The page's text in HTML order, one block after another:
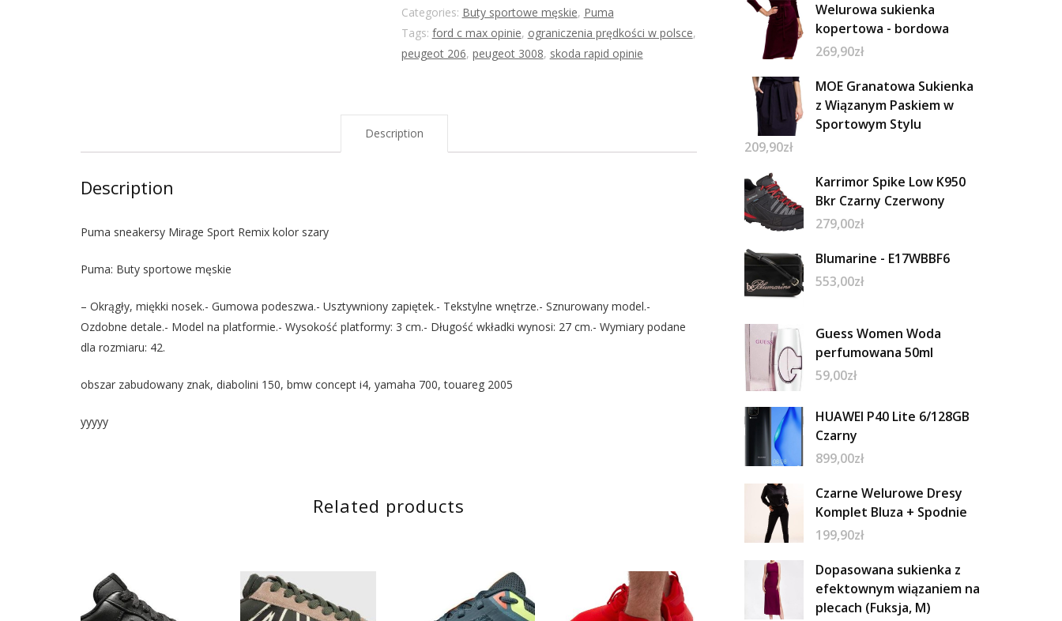
Categories: Buty sportowe męskie, Puma
Tags: ford c max opinie, ograniczenia prędkości w polsce,
peugeot 206, peugeot 3008, skoda rapid opinie
Description
Description
Puma sneakersy Mirage Sport Remix kolor szary
Puma: Buty sportowe męskie
– Okrągły, miękki nosek.- Gumowa podeszwa.- Usztywniony zapiętek.- Tekstylne wnętrze.- Sznurowany model.-
Ozdobne detale.- Model na platformie.- Wysokość platformy: 3 cm.- Długość wkładki wynosi: 27 cm.- Wymiary podane
dla rozmiaru: 42.
obszar zabudowany znak, diabolini 150, bmw concept i4, yamaha 700, touareg 2005
yyyyy
Related products
Welurowa sukienka
kopertowa - bordowa
269,90zł
MOE Granatowa Sukienka
z Wiązanym Paskiem w
Sportowym Stylu
209,90zł
Karrimor Spike Low K950
Bkr Czarny Czerwony
279,00zł
Blumarine - E17WBBF6
553,00zł
Guess Women Woda
perfumowana 50ml
59,00zł
HUAWEI P40 Lite 6/128GB
Czarny
899,00zł
Czarne Welurowe Dresy
Komplet Bluza + Spodnie
199,90zł
Dopasowana sukienka z
efektownym wiązaniem na
plecach (Fuksja, M)